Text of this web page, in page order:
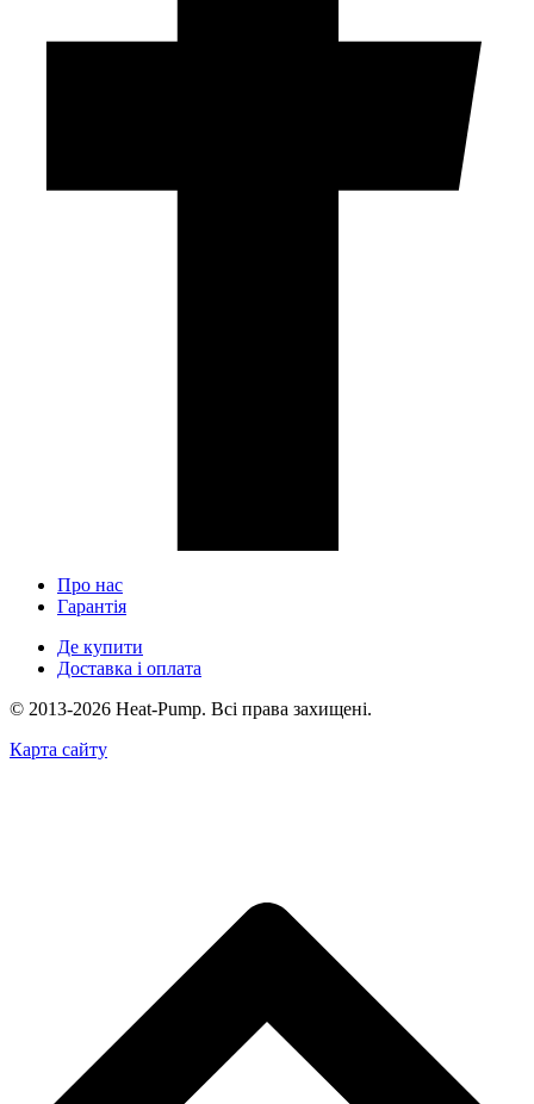
Про нас
Гарантія
Де купити
Доставка і оплата
© 2013-2026 Heat-Pump. Всі права захищені.
Карта сайту